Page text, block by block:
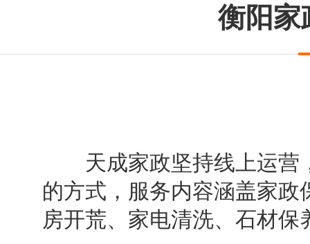
衡阳家
天成家政坚持线上运营
的方式，服务内容涵盖家
房开荒、家电清洗、石材